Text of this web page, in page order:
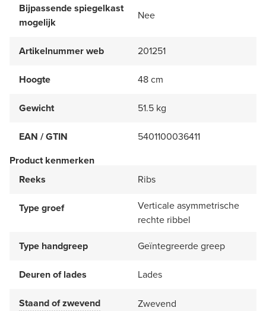
Bijpassende spiegelkast
mogelijk
Nee
Artikelnummer web 201251
Hoogte 48 cm
Gewicht 51.5 kg
EAN / GTIN
5401100036411
Product kenmerken
Reeks
Ribs
Type groef
Verticale asymmetrische
rechte ribbel
Type handgreep
Geïntegreerde greep
Deuren of lades Lades
Staand of zwevend Zwevend